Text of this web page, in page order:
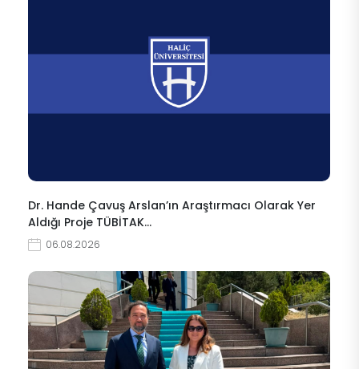
Dr. Hande Çavuş Arslan’ın Araştırmacı Olarak Yer
Aldığı Proje TÜBİTAK…
06.08.2026